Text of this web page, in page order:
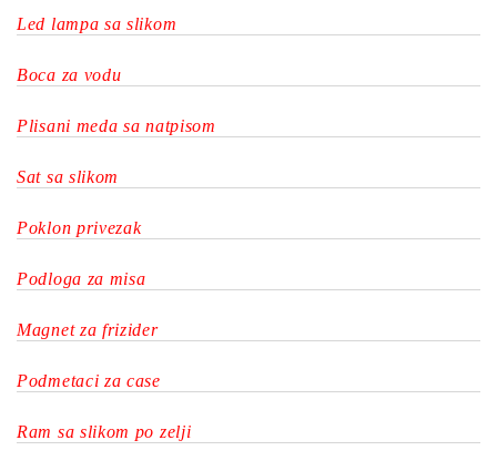
Led lampa sa slikom
Boca za vodu
Plisani meda sa natpisom
Sat sa slikom
Poklon privezak
Podloga za misa
Magnet za frizider
Podmetaci za case
Ram sa slikom po zelji